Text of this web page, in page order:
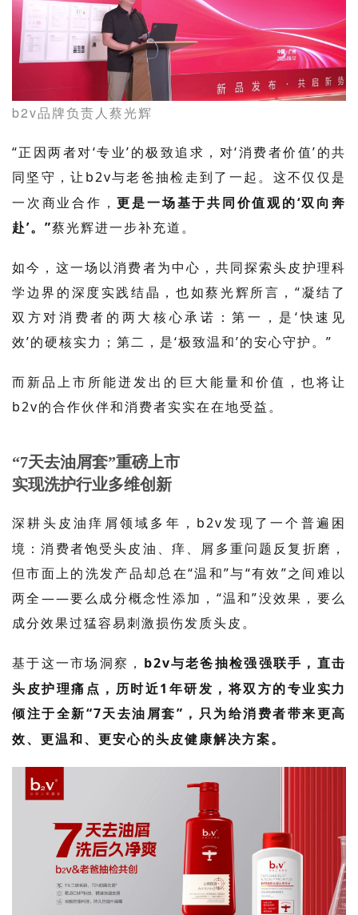
b2v品牌负责人蔡光辉
“正因两者对‘专业’的极致追求，对‘消费者价值’的共
同坚守，让 b2v与老爸抽检走到了一起。这不仅仅是
一次商业合作，更是一场基于共同价值观的‘双向奔
赴’。 ”蔡光辉进一步补充道。
如今，这一场以消费者为中心，共同探索头皮护理科
学边界的深度实践结晶，也如蔡光辉所言，“凝结了
双方对消费者的两大核心承诺：第一，是‘快速见
效’的硬核实力；第二，是‘极致温和’的安心守护。”
而新品上市所能迸发出的巨大能量和价值 ， 也将让
b2v的合作伙伴和消费者实实在在地受益。
“7天去油屑套”重磅上市
实现洗护行业多维创新
深耕头皮油痒屑领域多年， b2v发现了一个普遍困
境：消费者饱受头皮油、痒、屑多重问题反复 折磨 ，
但市面上的洗发产品却总在“温和”与“有效”之间难以
两全——要么成分概念性添加， “温和”没效果，要么
成分效果过猛容易刺激损伤发质头皮。
基于这一市场洞察， b2v与老爸抽检强强联手，直击
头皮护理痛点，历时近1 年研发 ，将双方的专业实力
倾注于全新“7天去油屑套”，只为给消费者带来更高
效、更温和、更安心的头皮健康解决方案。